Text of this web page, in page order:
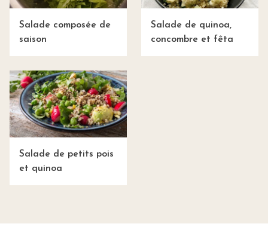
Salade composée de
saison
Salade de quinoa,
concombre et fêta
Salade de petits pois
et quinoa